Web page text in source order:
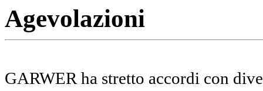
Agevolazioni
GARWER ha stretto accordi con